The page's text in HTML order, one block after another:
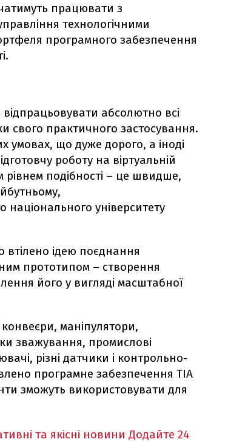
працювати з
технологічними
програмного забезпечення
абсолютно всі
свого практичного застосування.
умовах, що дуже дорого, а іноді
роботу на віртуальній
подібності – це швидше,
національного університету
втілено ідею поєднання
прототипом – створення
його у вигляді масштабної
маніпулятори,
зважування, промислові
різні датчики і контрольно-
програмне забезпечення TIA
зможуть використовувати для
та якісні новини Додайте 24